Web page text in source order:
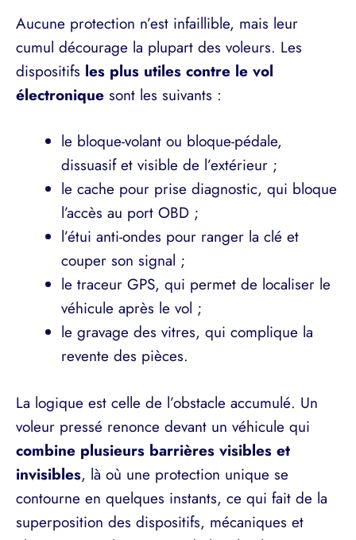
Aucune protection n’est infaillible, mais leur
cumul décourage la plupart des voleurs. Les
dispositifs les plus utiles contre le vol
électronique sont les suivants :
le bloque-volant ou bloque-pédale,
dissuasif et visible de l’extérieur ;
le cache pour prise diagnostic, qui bloque
l’accès au port OBD ;
l’étui anti-ondes pour ranger la clé et
couper son signal ;
le traceur GPS, qui permet de localiser le
véhicule après le vol ;
le gravage des vitres, qui complique la
revente des pièces.
La logique est celle de l’obstacle accumulé. Un
voleur pressé renonce devant un véhicule qui
combine plusieurs barrières visibles et
invisibles, là où une protection unique se
contourne en quelques instants, ce qui fait de la
superposition des dispositifs, mécaniques et